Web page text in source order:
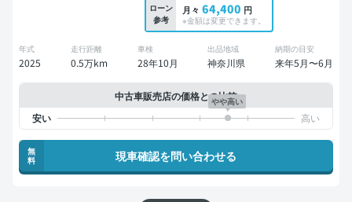
ローン
参考
月々 64,400 円
※金額は変更できます。
年式
2025
走行距離
0.5万km
車検
28年10月
出品地域
神奈川県
納期の目安
来年5月〜6月
中古車販売店の価格との比較
やや高い
無
料
現車確認を問い合わせる